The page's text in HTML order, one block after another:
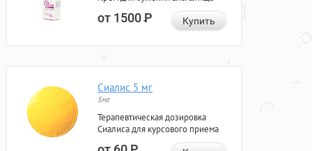
от 1500Р Купить
Сиалис 5 мг
5мг
Терапевтическая дозировка
Сиалиса для курсового приема